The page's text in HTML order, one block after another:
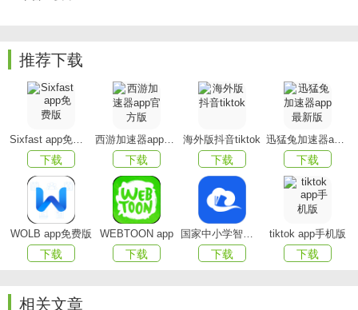
大品牌值得信赖！
软件特色
运用同花顺千亿数据，百位研究员建立的
千余种模型，智能选基；
收益宝：
类钱包功能，每天都有收益，7×24小时随时取
财宝：短期理财好帮手，7-60天期限任选，买卖0费用；
基金FM：
投顾老师多维度分析研究基金，解答基金问
推荐下载
Sixfast app免费版
下载
西游加速器app官方版
下载
海外版抖音tiktok
下载
迅猛兔加速器app最新版
下载
WOLB app免费版
下载
WEBTOON app
下载
国家中小学智慧教育平台app(智慧中小学)
下载
tiktok app手机版
下载
相关文章